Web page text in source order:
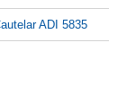
ADI 5835